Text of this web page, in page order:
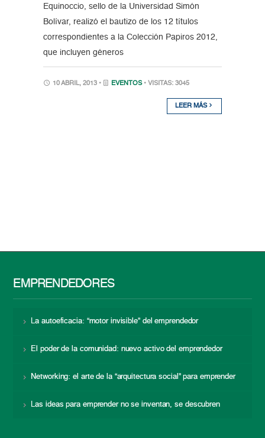
Equinoccio, sello de la Universidad Simón
Bolívar, realizó el bautizo de los 12 títulos
correspondientes a la Colección Papiros 2012,
que incluyen géneros
10 ABRIL, 2013 • EVENTOS • VISITAS: 3045
LEER MÁS
EMPRENDEDORES
La autoeficacia: “motor invisible” del emprendedor
El poder de la comunidad: nuevo activo del emprendedor
Networking: el arte de la “arquitectura social” para emprender
Las ideas para emprender no se inventan, se descubren